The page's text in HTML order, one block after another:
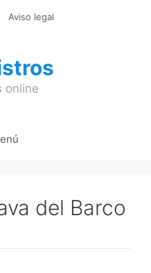
Aviso legal
online
del Barco